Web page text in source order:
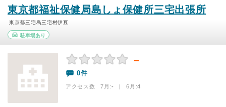
東京都福祉保健局島しょ保健所三宅出張所
東京都三宅島三宅村伊豆
駐車場あり
－
0件
アクセス数 7月:- | 6月:4